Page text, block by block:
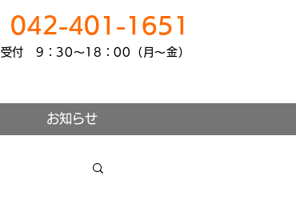
042-401-1651
受付 9：30～18：00（月～金）
お知らせ